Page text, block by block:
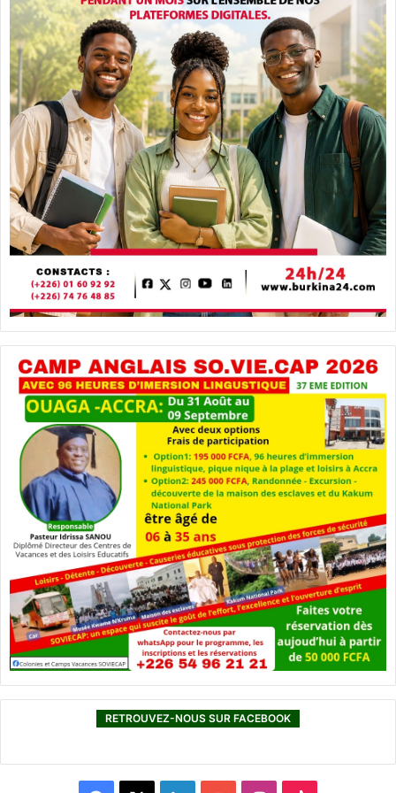
RETROUVEZ-NOUS SUR FACEBOOK